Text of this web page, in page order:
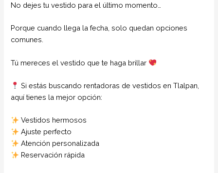
No dejes tu vestido para el último momento…
Porque cuando llega la fecha, solo quedan opciones
comunes.
Tú mereces el vestido que te haga brillar
Si estás buscando rentadoras de vestidos en Tlalpan,
aquí tienes la mejor opción:
Vestidos hermosos
Ajuste perfecto
Atención personalizada
Reservación rápida